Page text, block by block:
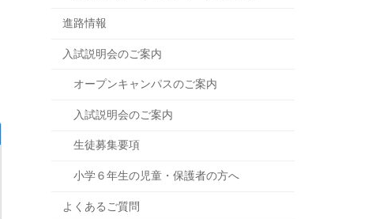
進路情報
入試説明会のご案内
オープンキャンパスのご案内
入試説明会のご案内
生徒募集要項
小学６年生の児童・保護者の方へ
よくあるご質問